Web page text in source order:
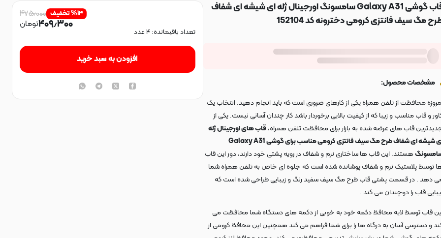
قاب گوشی Galaxy A31 سامسونگ اورجینال ژله ای شیشه ای شفاف
مگ سیف فانتزی کرومی دخترونه کد 152104
مشخصات محصول:
محافظت از تلفن همراه یکی از کارهای ضروری است که باید انجام دهید. انتخاب یک
و قاب مناسب و زیبا که از کیفیت بالایی برخوردار باشد کار چندان آسانی نیست. یکی از
قاب های عرضه شده به بازار برای محافظت تلفن همراه، قاب های اورجینال ژله
شیشه ای شفاف طرح مگ سیف فانتزی کرومی مناسب برای گوشیGalaxy A31
هستند. این قاب ها ساختاری نرم و شفاف در رویه پشتی خود دارند، دور این قاب
توسط پلاستیک نرم و شفاف پوشانده شده است که جلوه ای خاص به تلفن همراه شما
دهد . در قسمت پشتی قاب طرح مگ سیف سفید رنگ و زیبایی طراحی شده است که
قاب را دوچندان می کند .
قاب توسط لایه محافظ دکمه خود به خوبی از دکمه های دستگاه شما محافظت می
و دسترسی آسان به درگاه ها را برای شما فراهم می کند همچنین این محافظ کرومی از
%۱۴ تخفیف ۴۷۵٫۰۰۰
۴۰۹٫۳۰۰تومان
تعداد باقیمانده: ۴عدد
افزودن به سبد خرید